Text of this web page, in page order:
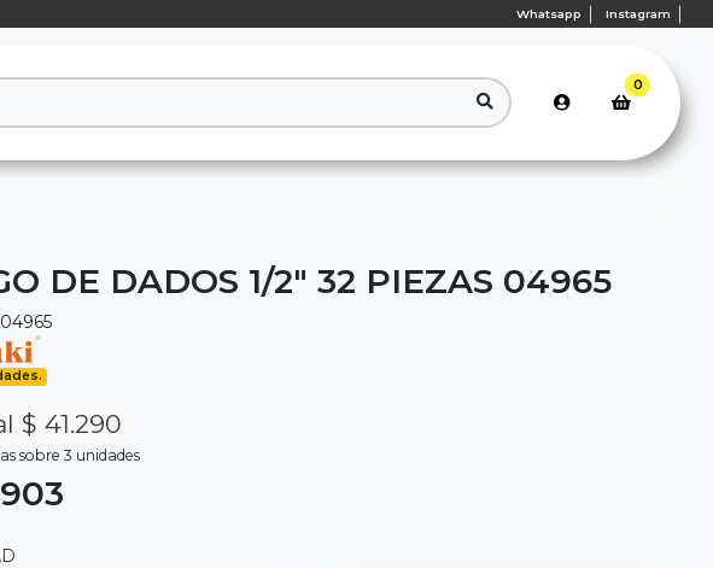
Whatsapp Instagram
0
DE DADOS 1/2" 32 PIEZAS 04965
$ 41.290
sobre 3 unidades